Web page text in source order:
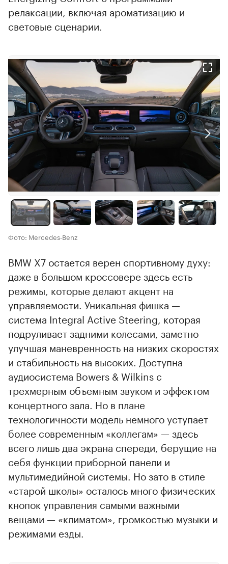
релаксации, включая ароматизацию и
световые сценарии.
Фото: Mercedes‑Benz
BMW X7 остается верен спортивному духу:
даже в большом кроссовере здесь есть
режимы, которые делают акцент на
управляемости. Уникальная фишка —
система Integral Active Steering, которая
подруливает задними колесами, заметно
улучшая маневренность на низких скоростях
и стабильность на высоких. Доступна
аудиосистема Bowers & Wilkins с
трехмерным объемным звуком и эффектом
концертного зала. Но в плане
технологичности модель немного уступает
более современным «коллегам» — здесь
всего лишь два экрана спереди, берущие на
себя функции приборной панели и
мультимедийной системы. Но зато в стиле
«старой школы» осталось много физических
кнопок управления самыми важными
вещами — «климатом», громкостью музыки и
режимами езды.